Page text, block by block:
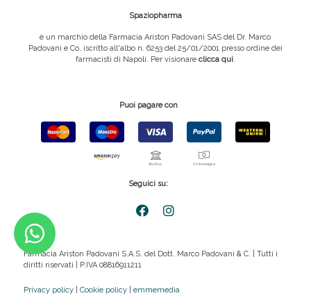
Spaziopharma
è un marchio della Farmacia Ariston Padovani SAS del Dr. Marco
Padovani e Co, iscritto all'albo n. 6253 del 25/01/2001 presso ordine dei
farmacisti di Napoli. Per visionare clicca qui.
Puoi pagare con
Seguici su:
Farmacia Ariston Padovani S.A.S. del Dott. Marco Padovani & C. | Tutti i
diritti riservati | P.IVA 08816911211
Privacy policy| Cookie policy| emmemedia